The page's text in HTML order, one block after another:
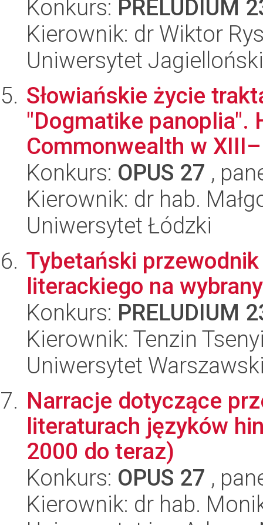
Konkurs: PRELUDIUM
Kierownik: dr Wiktor
Uniwersytet Jagielloński
Słowiańskie życie
"Dogmatike panoplia".
Commonwealth w
Konkurs: OPUS 27 ,
Kierownik: dr hab.
Uniwersytet Łódzki
Tybetański
literackiego na
Konkurs: PRELUDIUM
Kierownik: Tenzin
Uniwersytet
Narracje dotyczące
literaturach języków
2000 do teraz)
Konkurs: OPUS 27 ,
Kierownik: dr hab.